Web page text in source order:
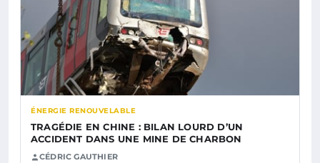
ÉNERGIE RENOUVELABLE
TRAGÉDIE EN CHINE : BILAN LOURD D’UN
ACCIDENT DANS UNE MINE DE CHARBON
CÉDRIC GAUTHIER